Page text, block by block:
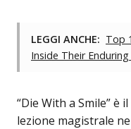
LEGGI ANCHE: Top
Inside Their
“Die With a Smile” è
lezione magistrale